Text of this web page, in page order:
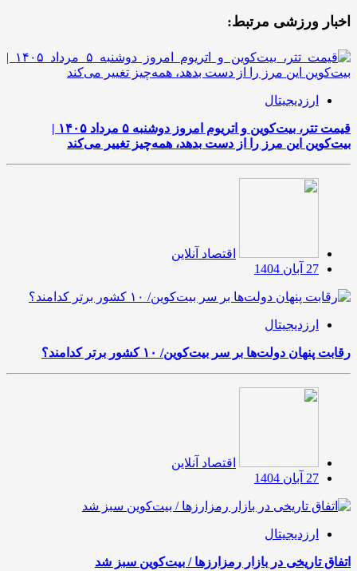
اخبار ورزشی مرتبط:
ارزدیجیتال
قیمت تتر، بیت‌کوین و اتریوم امروز دوشنبه ۵ مرداد ۱۴۰۵ |
بیت‌کوین این مرز را از دست بدهد، همه‌چیز تغییر می‌کند
اقتصاد آنلاین
27 آبان 1404
ارزدیجیتال
رقابت پنهان دولت‌ها بر سر بیت‌کوین/ ۱۰ کشور برتر کدامند؟
اقتصاد آنلاین
27 آبان 1404
ارزدیجیتال
اتفاق تاریخی در بازار رمزارزها / بیت‌کوین سبز شد